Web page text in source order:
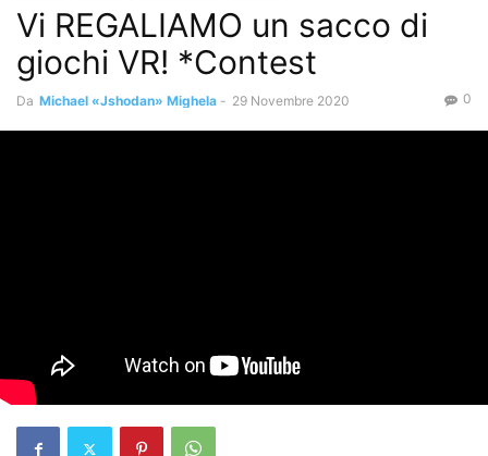
Vi REGALIAMO un sacco di
giochi VR! *Contest
Da Michael «Jshodan» Mighela - 29 Novembre 2020 0